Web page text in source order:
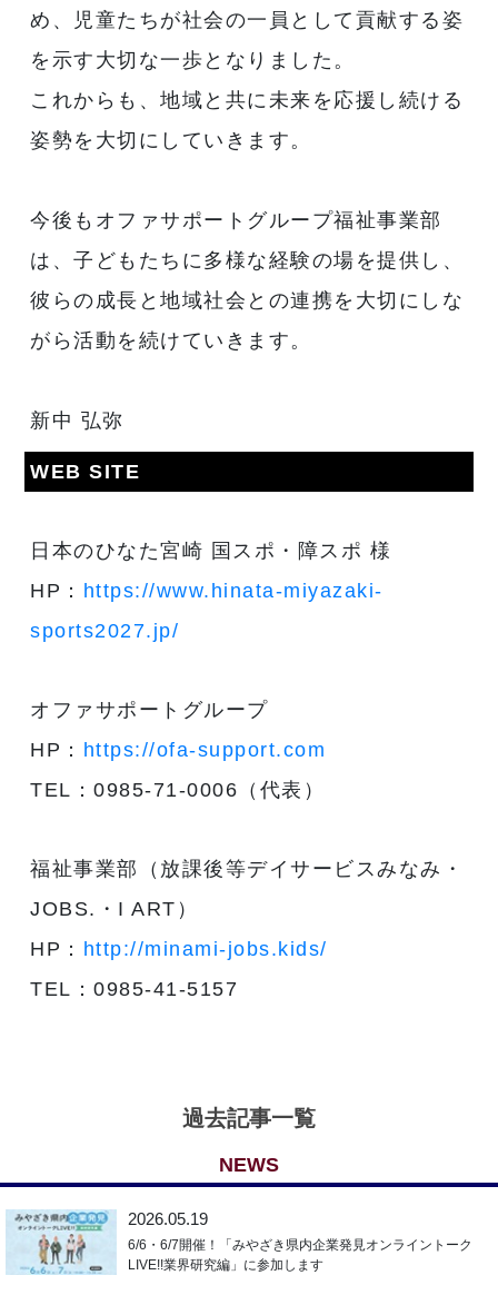
め、児童たちが社会の一員として貢献する姿
を示す大切な一歩となりました。
これからも、地域と共に未来を応援し続ける
姿勢を大切にしていきます。
今後もオファサポートグループ福祉事業部
は、子どもたちに多様な経験の場を提供し、
彼らの成長と地域社会との連携を大切にしな
がら活動を続けていきます。
新中 弘弥
WEB SITE
日本のひなた宮崎 国スポ・障スポ 様
HP： https://www.hinata-miyazaki-
sports2027.jp/
オファサポートグループ
HP： https://ofa-support.com
TEL：0985-71-0006（代表）
福祉事業部（放課後等デイサービスみなみ・
JOBS.・I ART）
HP： http://minami-jobs.kids/
TEL：0985-41-5157
過去記事一覧
NEWS
2026.05.19
6/6・6/7開催！「みやざき県内企業発見オンライントーク
LIVE!!業界研究編」に参加します